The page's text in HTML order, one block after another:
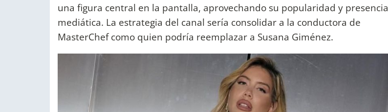
una figura central en la pantalla, aprovechando su popularidad y presencia
mediática. La estrategia del canal sería consolidar a la conductora de
MasterChef como quien podría reemplazar a Susana Giménez.